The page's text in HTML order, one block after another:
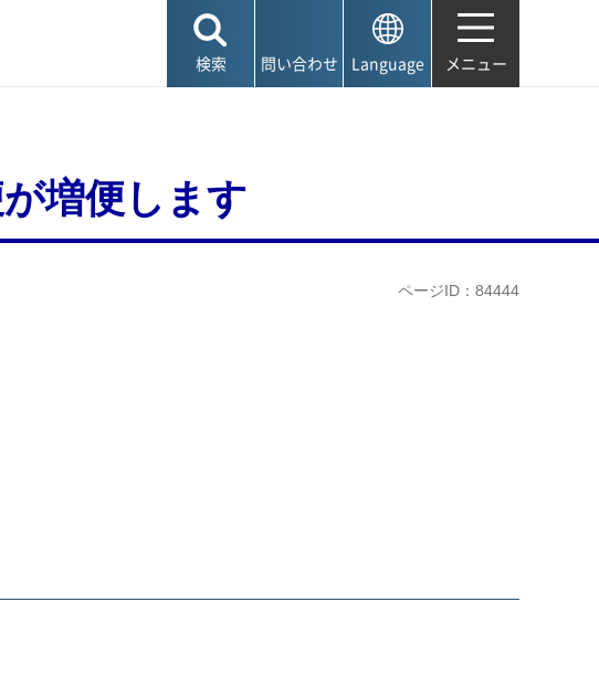
検索 問い合わせ Language メニュー
増便します
ページID：84444